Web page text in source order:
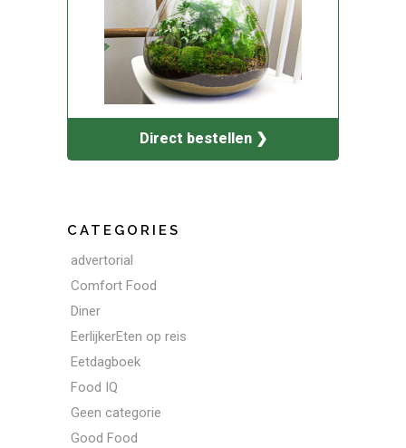
Direct bestellen ❯
CATEGORIES
advertorial
Comfort Food
Diner
EerlijkerEten op reis
Eetdagboek
Food IQ
Geen categorie
Good Food